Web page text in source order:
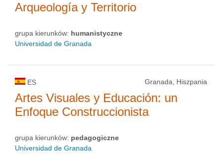
Arqueología y Territorio
grupa kierunków: humanistyczne
Universidad de Granada
ES Granada, Hiszpania
Artes Visuales y Educación: un
Enfoque Construccionista
grupa kierunków: pedagogiczne
Universidad de Granada